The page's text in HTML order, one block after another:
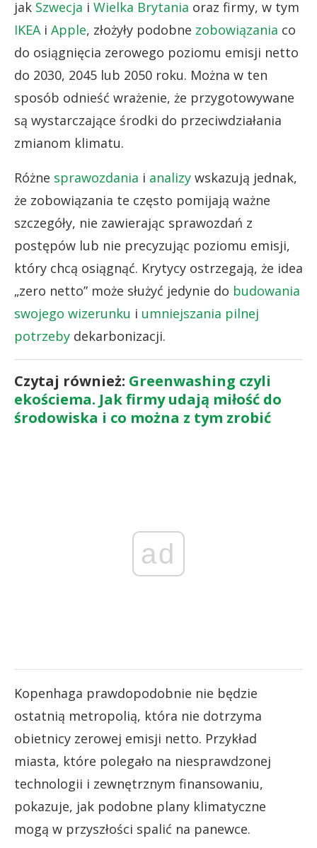
jak Szwecja i Wielka Brytania oraz firmy, w tym
IKEA i Apple, złożyły podobne zobowiązania co
do osiągnięcia zerowego poziomu emisji netto
do 2030, 2045 lub 2050 roku. Można w ten
sposób odnieść wrażenie, że przygotowywane
są wystarczające środki do przeciwdziałania
zmianom klimatu.
Różne sprawozdania i analizy wskazują jednak,
że zobowiązania te często pomijają ważne
szczegóły, nie zawierając sprawozdań z
postępów lub nie precyzując poziomu emisji,
który chcą osiągnąć. Krytycy ostrzegają, że idea
„zero netto” może służyć jedynie do budowania
swojego wizerunku i umniejszania pilnej
potrzeby dekarbonizacji.
Czytaj również: Greenwashing czyli
ekościema. Jak firmy udają miłość do
środowiska i co można z tym zrobić
ad
Kopenhaga prawdopodobnie nie będzie
ostatnią metropolią, która nie dotrzyma
obietnicy zerowej emisji netto. Przykład
miasta, które polegało na niesprawdzonej
technologii i zewnętrznym finansowaniu,
pokazuje, jak podobne plany klimatyczne
mogą w przyszłości spalić na panewce.